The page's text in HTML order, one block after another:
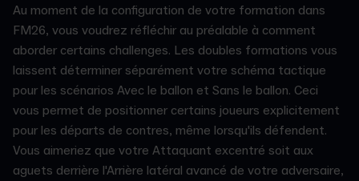
Au moment de la configuration de votre formation dans
FM26, vous voudrez réfléchir au préalable à comment
aborder certains challenges. Les doubles formations vous
laissent déterminer séparément votre schéma tactique
pour les scénarios Avec le ballon et Sans le ballon. Ceci
vous permet de positionner certains joueurs explicitement
pour les départs de contres, même lorsqu'ils défendent.
Vous aimeriez que votre Attaquant excentré soit aux
aguets derrière l'Arrière latéral avancé de votre adversaire,